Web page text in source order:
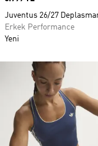
Juventus 26/27
Erkek Performance
Yeni